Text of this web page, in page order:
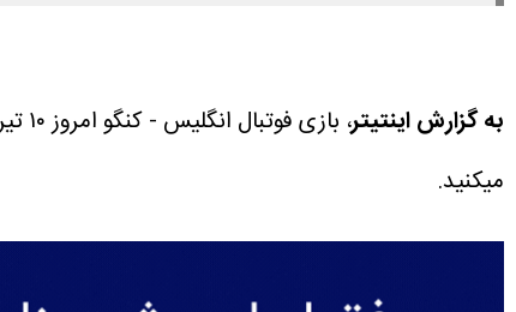
به گزارش اینتیتر، بازی فوتبال انگلیس - کنگو امروز ۱۰ تیر ۱۴۰۵ ساعت ۱۹:۳۰ برگزار می شود.
میکنید.